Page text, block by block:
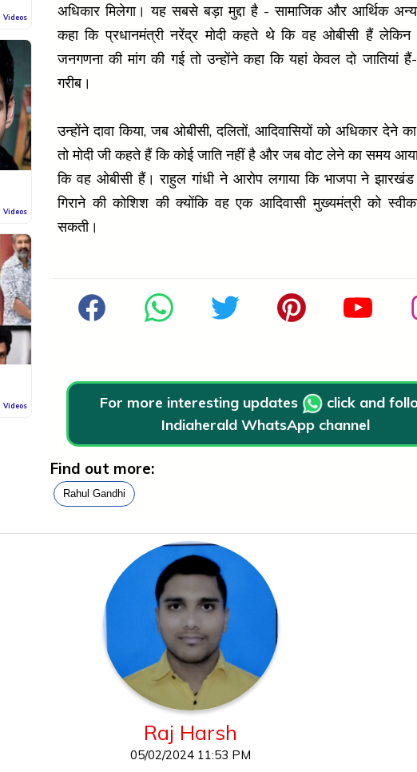
Videos
Videos
Videos
अधिकार मिलेगा। यह सबसे बड़ा मुद्दा है - सामाजिक और आर्थिक
कहा कि प्रधानमंत्री नरेंद्र मोदी कहते थे कि वह ओबीसी हैं लेकिन
जनगणना की मांग की गई तो उन्होंने कहा कि यहां केवल दो जातियां
गरीब।
उन्होंने दावा किया, जब ओबीसी, दलितों, आदिवासियों को अधिकार देने
तो मोदी जी कहते हैं कि कोई जाति नहीं है और जब वोट लेने का समय
कि वह ओबीसी हैं। राहुल गांधी ने आरोप लगाया कि भाजपा ने
गिराने की कोशिश की क्योंकि वह एक आदिवासी मुख्यमंत्री को
सकती।
For more interesting updates
click and
Indiaherald WhatsApp channel
Find out more:
Rahul Gandhi
Raj Harsh
05/02/2024 11:53 PM